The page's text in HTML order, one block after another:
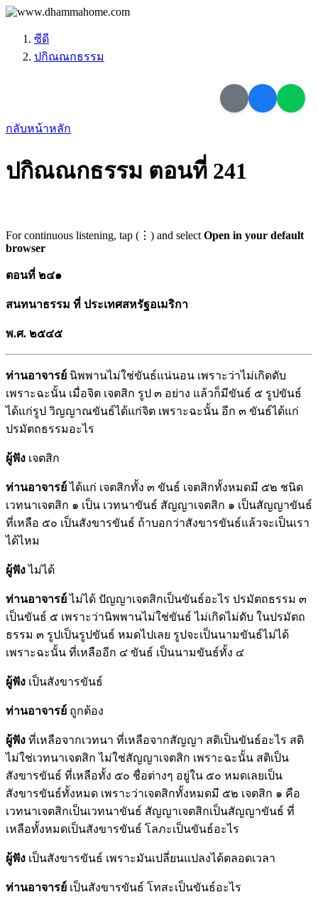
ซีดี
ปกิณณกธรรม
กลับหน้าหลัก
ปกิณณกธรรม ตอนที่ 241
For continuous listening, tap (⋮) and select Open in your default
browser
ตอนที่ ๒๔๑
สนทนาธรรม ที่ ประเทศสหรัฐอเมริกา
พ.ศ. ๒๕๔๕
ท่านอาจารย์ นิพพานไม่ใช่ขันธ์แน่นอน เพราะว่าไม่เกิดดับ
เพราะฉะนั้น เมื่อจิต เจตสิก รูป ๓ อย่าง แล้วก็มีขันธ์ ๕ รูปขันธ์
ได้แก่รูป วิญญาณขันธ์ได้แก่จิต เพราะฉะนั้น อีก ๓ ขันธ์ได้แก่
ปรมัตถธรรมอะไร
ผู้ฟัง เจตสิก
ท่านอาจารย์ได้แก่ เจตสิกทั้ง ๓ ขันธ์ เจตสิกทั้งหมดมี ๕๒ ชนิด
เวทนาเจตสิก ๑ เป็น เวทนาขันธ์ สัญญาเจตสิก ๑ เป็นสัญญาขันธ์
ที่เหลือ ๕๐ เป็นสังขารขันธ์ ถ้าบอกว่าสังขารขันธ์แล้วจะเป็นเรา
ได้ไหม
ผู้ฟังไม่ได้
ท่านอาจารย์ไม่ได้ ปัญญาเจตสิกเป็นขันธ์อะไร ปรมัตถธรรม ๓
เป็นขันธ์ ๕ เพราะว่านิพพานไม่ใช่ขันธ์ ไม่เกิดไม่ดับ ในปรมัตถ
ธรรม ๓ รูปเป็นรูปขันธ์ หมดไปเลย รูปจะเป็นนามขันธ์ไม่ได้
เพราะฉะนั้น ที่เหลืออีก ๔ ขันธ์ เป็นนามขันธ์ทั้ง ๔
ผู้ฟัง เป็นสังขารขันธ์
ท่านอาจารย์ ถูกต้อง
ผู้ฟัง ที่เหลือจากเวทนา ที่เหลือจากสัญญา สติเป็นขันธ์อะไร สติ
ไม่ใช่เวทนาเจตสิก ไม่ใช่สัญญาเจตสิก เพราะฉะนั้น สติเป็น
สังขารขันธ์ ที่เหลือทั้ง ๕๐ ชื่อต่างๆ อยู่ใน ๕๐ หมดเลยเป็น
สังขารขันธ์ทั้งหมด เพราะว่าเจตสิกทั้งหมดมี ๕๒ เจตสิก ๑ คือ
เวทนาเจตสิกเป็นเวทนาขันธ์ สัญญาเจตสิกเป็นสัญญาขันธ์ ที่
เหลือทั้งหมดเป็นสังขารขันธ์ โลภะเป็นขันธ์อะไร
ผู้ฟัง เป็นสังขารขันธ์ เพราะมันเปลี่ยนแปลงได้ตลอดเวลา
ท่านอาจารย์ เป็นสังขารขันธ์ โทสะเป็นขันธ์อะไร